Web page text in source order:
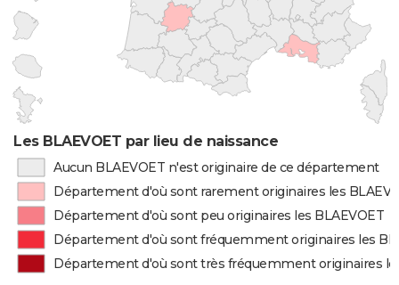
Les BLAEVOET par lieu de naissance
Aucun BLAEVOET n'est originaire de ce département
Département d'où sont rarement originaires les
Département d'où sont peu originaires les BLAEVOET
Département d'où sont fréquemment originaires les
Département d'où sont très fréquemment originaires